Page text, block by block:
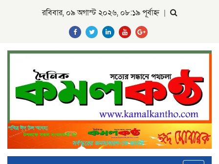
রবিবার, ০৯ অগাস্ট ২০২৬, ০৮:১৯ পূর্বাহ্ন |